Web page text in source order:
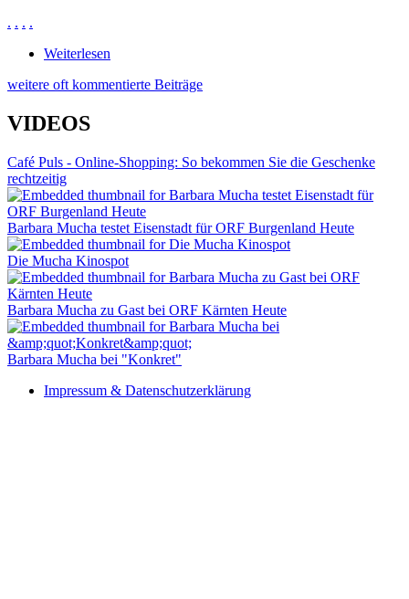
. . . .
Weiterlesen
weitere oft kommentierte Beiträge
VIDEOS
Café Puls - Online-Shopping: So bekommen Sie die Geschenke
rechtzeitig
Barbara Mucha testet Eisenstadt für ORF Burgenland Heute
Die Mucha Kinospot
Barbara Mucha zu Gast bei ORF Kärnten Heute
Barbara Mucha bei "Konkret"
Impressum & Datenschutzerklärung